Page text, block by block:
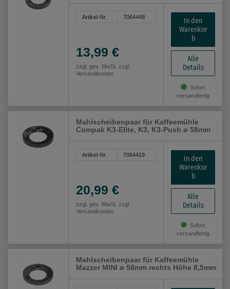
Artikel-Nr. 7064448
13,99 €
zzgl. ges. MwSt. zzgl.
Versandkosten
In den
Warenkor
b
Alle
Details
Sofort
versandfertig
Mahlscheibenpaar für Kaffeemühle
Compak K3-Elite, K3, K3-Push ø 58mm
Artikel-Nr. 7064419
20,99 €
zzgl. ges. MwSt. zzgl.
Versandkosten
In den
Warenkor
b
Alle
Details
Sofort
versandfertig
Mahlscheibenpaar für Kaffeemühle
Mazzer MINI ø 58mm rechts Höhe 8,5mm